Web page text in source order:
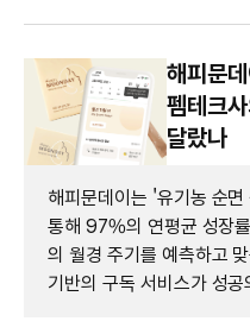
해피문
펨테크
달랐나
해피문데이는 '유기농 순
통해 97%의 연평균 성장
의 월경 주기를 예측하고
기반의 구독 서비스가 성